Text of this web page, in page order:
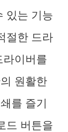
있는 기능
절한 드라
라이버를
원활한
를 즐기
드 버튼을